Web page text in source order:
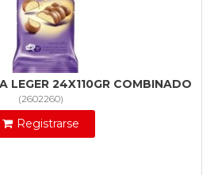
LEGER 24X110GR COMBINADO
(2602260)
Registrarse